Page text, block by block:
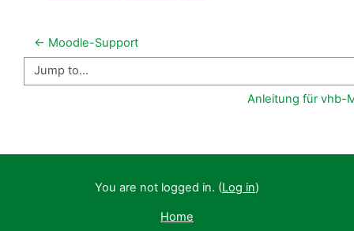
← Moodle-Support
Jump to...
Anleitung für vhb-
You are not logged in. (Log in)
Home